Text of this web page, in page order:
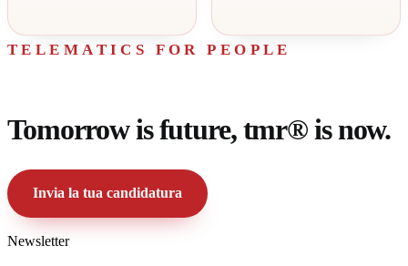
TELEMATICS FOR PEOPLE
Tomorrow is future, tmr® is now.
Invia la tua candidatura
Newsletter